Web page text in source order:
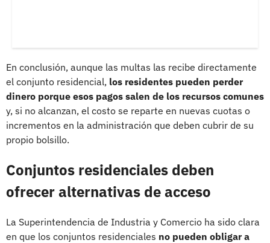
En conclusión, aunque las multas las recibe directamente
el conjunto residencial, los residentes pueden perder
dinero porque esos pagos salen de los recursos comunes
y, si no alcanzan, el costo se reparte en nuevas cuotas o
incrementos en la administración que deben cubrir de su
propio bolsillo.
Conjuntos residenciales deben
ofrecer alternativas de acceso
La Superintendencia de Industria y Comercio ha sido clara
en que los conjuntos residenciales no pueden obligar a